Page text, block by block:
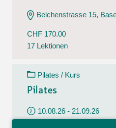
Belchenstrasse 15,
CHF 170.00
17 Lektionen
Pilates / Kurs
Pilates
10.08.26 - 21.09.26